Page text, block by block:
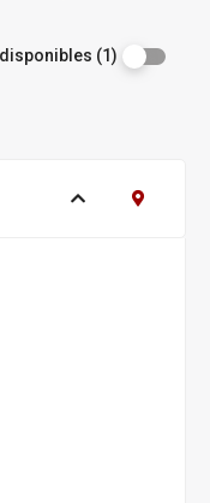
(1)
Ver ejemplares
Contacto